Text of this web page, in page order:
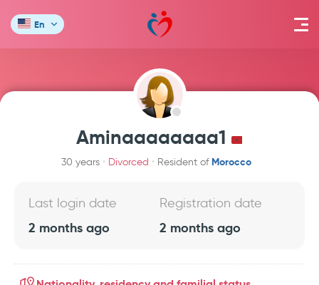
En
Aminaaaaaaaa1
30 years Divorced Resident of Morocco
Last login date
2 months ago
Registration date
2 months ago